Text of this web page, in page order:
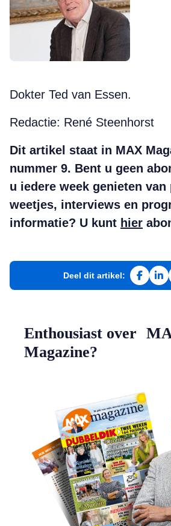
Dokter Ted van Essen.
Redactie: René Steenhorst
Dit artikel staat in MAX
nummer 9. Bent u geen
u iedere week genieten van
weetjes, interviews en
informatie? U kunt hier
Deel dit artikel:
Deel op
Enthousiast over
Magazine?